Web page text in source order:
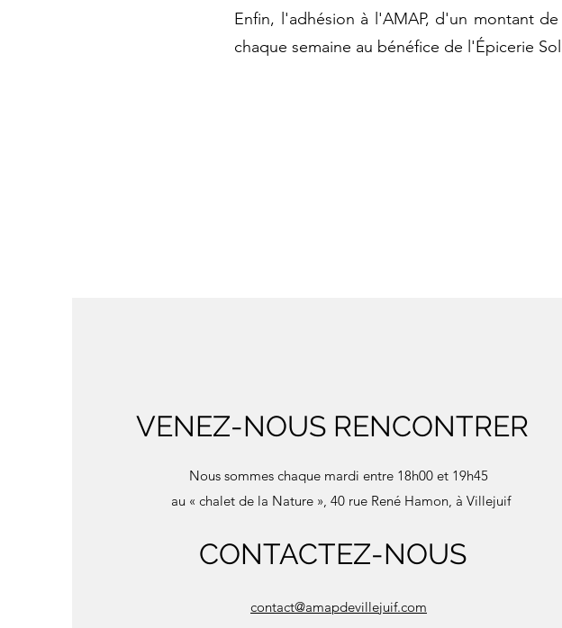
Enfin, l'adhésion à l'AMAP, d'un montant
chaque semaine au bénéfice de l'Épicerie
VENEZ-NOUS RENCONTRER
Nous sommes chaque mardi entre 18h00 et 19h45
au « chalet de la Nature », 40 rue René Hamon, à Villejuif
CONTACTEZ-NOUS
contact@amapdevillejuif.com